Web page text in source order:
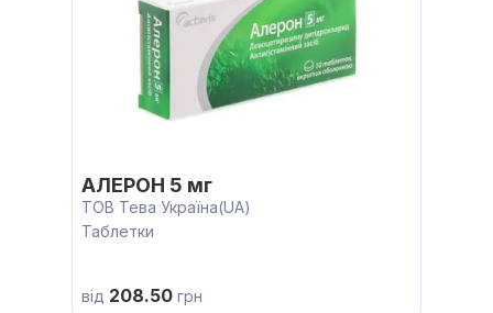
АЛЕРОН 5 мг
ТОВ Тева Україна(UA)
Таблетки
від 208.50 грн